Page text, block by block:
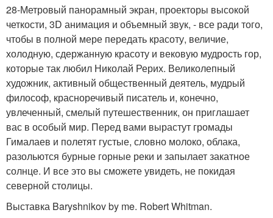
28-Метровый панорамный экран, проекторы высокой
четкости, 3D анимация и объемный звук, - все ради того,
чтобы в полной мере передать красоту, величие,
холодную, сдержанную красоту и вековую мудрость гор,
которые так любил Николай Рерих. Великолепный
художник, активный общественный деятель, мудрый
философ, красноречивый писатель и, конечно,
увлеченный, смелый путешественник, он приглашает
вас в особый мир. Перед вами вырастут громады
Гималаев и полетят густые, словно молоко, облака,
разольются бурные горные реки и запылает закатное
солнце. И все это вы сможете увидеть, не покидая
северной столицы.
Выставка Baryshnikov by me. Robert Whitman.